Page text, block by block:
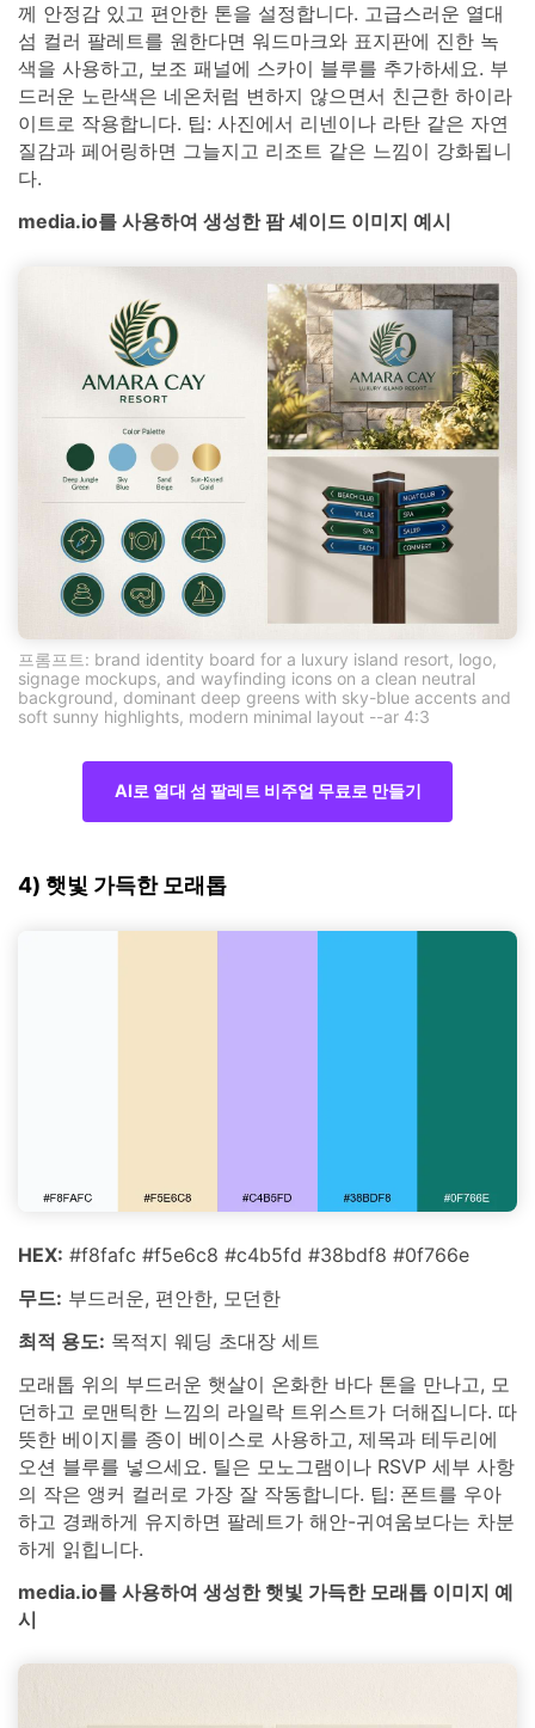
께 안정감 있고 편안한 톤을 설정합니다. 고급스러운 열대
섬 컬러 팔레트를 원한다면 워드마크와 표지판에 진한 녹
색을 사용하고, 보조 패널에 스카이 블루를 추가하세요. 부
드러운 노란색은 네온처럼 변하지 않으면서 친근한 하이라
이트로 작용합니다. 팁: 사진에서 리넨이나 라탄 같은 자연
질감과 페어링하면 그늘지고 리조트 같은 느낌이 강화됩니
다.
media.io를 사용하여 생성한 팜 셰이드 이미지 예시
프롬프트: brand identity board for a luxury island resort, logo,
signage mockups, and wayfinding icons on a clean neutral
background, dominant deep greens with sky-blue accents and
soft sunny highlights, modern minimal layout --ar 4:3
AI로 열대 섬 팔레트 비주얼 무료로 만들기
4) 햇빛 가득한 모래톱
HEX: #f8fafc #f5e6c8 #c4b5fd #38bdf8 #0f766e
무드: 부드러운, 편안한, 모던한
최적 용도: 목적지 웨딩 초대장 세트
모래톱 위의 부드러운 햇살이 온화한 바다 톤을 만나고, 모
던하고 로맨틱한 느낌의 라일락 트위스트가 더해집니다. 따
뜻한 베이지를 종이 베이스로 사용하고, 제목과 테두리에
오션 블루를 넣으세요. 틸은 모노그램이나 RSVP 세부 사항
의 작은 앵커 컬러로 가장 잘 작동합니다. 팁: 폰트를 우아
하고 경쾌하게 유지하면 팔레트가 해안-귀여움보다는 차분
하게 읽힙니다.
media.io를 사용하여 생성한 햇빛 가득한 모래톱 이미지 예
시